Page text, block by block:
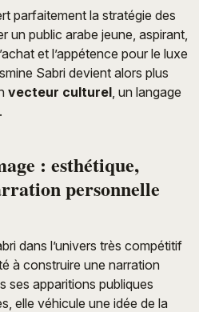
parfaitement la stratégie des
un public arabe jeune, aspirant,
et l’appétence pour le luxe
Sabri devient alors plus
vecteur culturel , un langage
: esthétique,
personnelle
dans l’univers très compétitif
à construire une narration
ses apparitions publiques
elle véhicule une idée de la